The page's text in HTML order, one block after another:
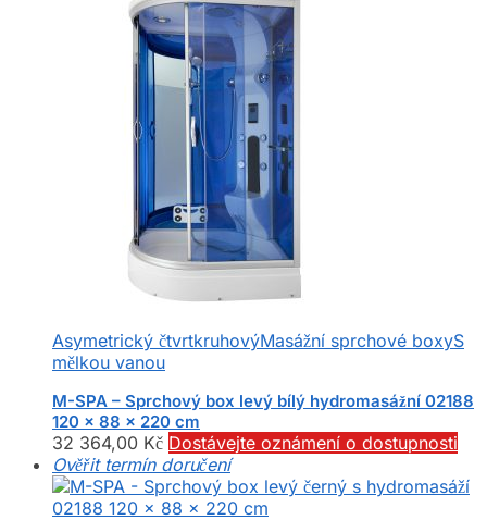
Asymetrický čtvrtkruhovýMasážní sprchové boxyS
mělkou vanou
M-SPA – Sprchový box levý bílý hydromasážní 02188
120 x 88 x 220 cm
32 364,00 Kč Dostávejte oznámení o dostupnosti
Ověřit termín doručení